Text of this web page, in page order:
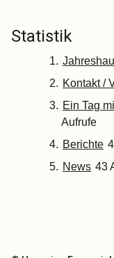
Statistik
Kontakt /
Ein Tag
Aufrufe
Berichte
News 43